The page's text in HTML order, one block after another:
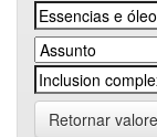
Retornar